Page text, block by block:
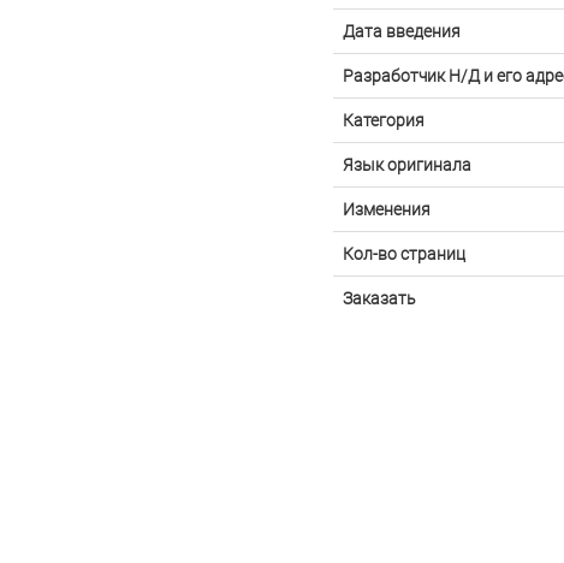
Дата введения
Разработчик Н/Д и его
Категория
Язык оригинала
Изменения
Кол-во страниц
Заказать